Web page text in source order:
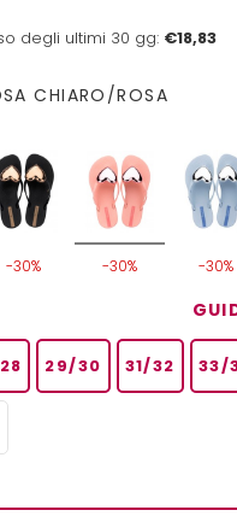
degli ultimi 30 gg: €18,83
CHIARO/ROSA
-30% -30% -30%
29/30 31/32 33/